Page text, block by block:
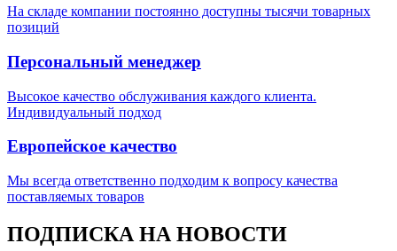
На складе компании постоянно доступны тысячи товарных
позиций
Персональный менеджер
Высокое качество обслуживания каждого клиента.
Индивидуальный подход
Европейское качество
Мы всегда ответственно подходим к вопросу качества
поставляемых товаров
ПОДПИСКА НА НОВОСТИ